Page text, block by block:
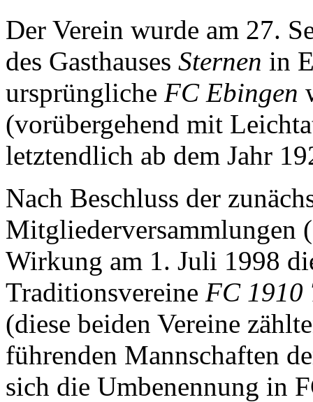
Der Verein wurde am 27.
des Gasthauses Sternen in
ursprüngliche FC Ebingen
(vorübergehend mit
letztendlich ab dem Jahr
Nach Beschluss der
Wirkung am 1. Juli 1998
Traditionsvereine FC 1910
(diese beiden Vereine
führenden Mannschaften
sich die Umbenennung in